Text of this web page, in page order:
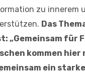
zu innerem
Das
„Gemeinsam für
kommen
ein